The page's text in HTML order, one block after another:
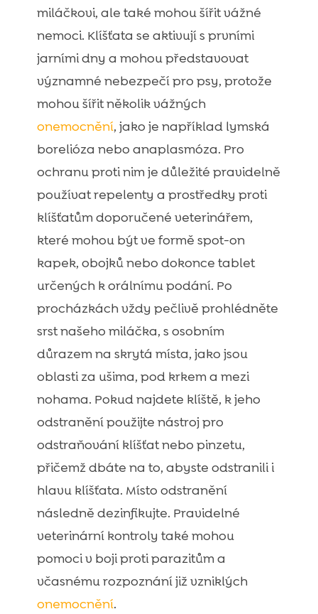
miláčkovi, ale také mohou šířit vážné
nemoci. Klíšťata se aktivují s prvními
jarními dny a mohou představovat
významné nebezpečí pro psy, protože
mohou šířit několik vážných
onemocnění, jako je například lymská
borelióza nebo anaplasmóza. Pro
ochranu proti nim je důležité pravidelně
používat repelenty a prostředky proti
klíšťatům doporučené veterinářem,
které mohou být ve formě spot-on
kapek, obojků nebo dokonce tablet
určených k orálnímu podání. Po
procházkách vždy pečlivě prohlédněte
srst našeho miláčka, s osobním
důrazem na skrytá místa, jako jsou
oblasti za ušima, pod krkem a mezi
nohama. Pokud najdete klíště, k jeho
odstranění použijte nástroj pro
odstraňování klíšťat nebo pinzetu,
přičemž dbáte na to, abyste odstranili i
hlavu klíšťata. Místo odstranění
následně dezinfikujte. Pravidelné
veterinární kontroly také mohou
pomoci v boji proti parazitům a
včasnému rozpoznání již vzniklých
onemocnění.